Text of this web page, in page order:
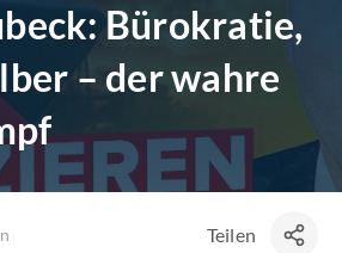
Bürokratie,
– der wahre
Teilen